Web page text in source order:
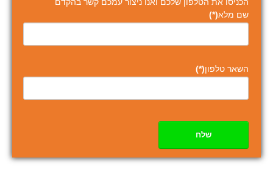
שם מלא(*)
השאר טלפון(*)
שלח